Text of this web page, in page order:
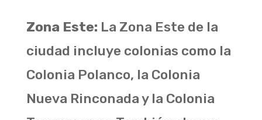
Zona Este: La Zona Este de la
ciudad incluye colonias como la
Colonia Polanco, la Colonia
Nueva Rinconada y la Colonia